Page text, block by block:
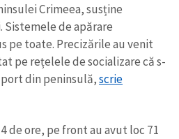
Crimeea, susține
Sistemele de apărare
pe toate. Precizările au venit
pe rețelele de socializare că s-
din peninsulă,scrie
de ore, pe front au avut loc 71